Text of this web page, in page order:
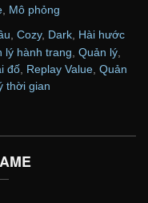
Mô phỏng
, Cozy, Dark, Hài hước
lý hành trang Quản lý
đố Replay Value Quản
thời gian